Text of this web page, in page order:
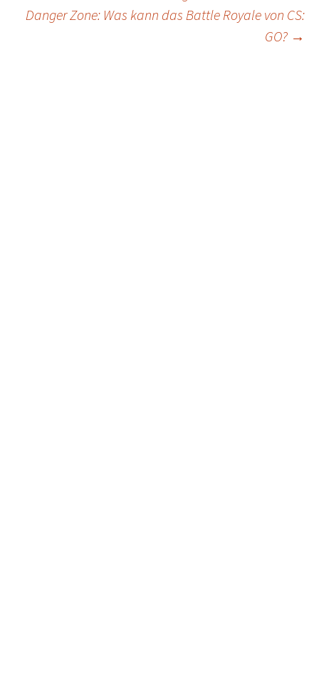
Danger Zone: Was kann das Battle Royale von CS:
GO? →